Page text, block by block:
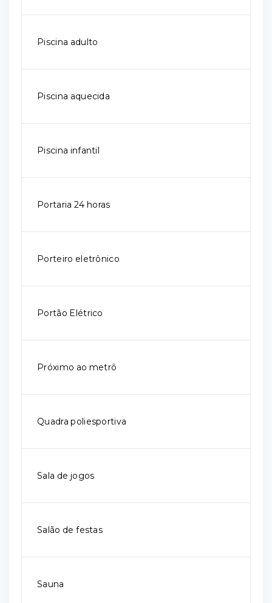
Piscina adulto
Piscina aquecida
Piscina infantil
Portaria 24 horas
Porteiro eletrônico
Portão Elétrico
Próximo ao metrô
Quadra poliesportiva
Sala de jogos
Salão de festas
Sauna